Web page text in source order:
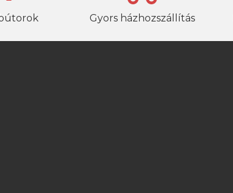
Gyors házhozszállítás